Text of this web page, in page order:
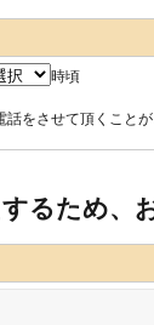
時頃
をさせて頂くことが
るため、